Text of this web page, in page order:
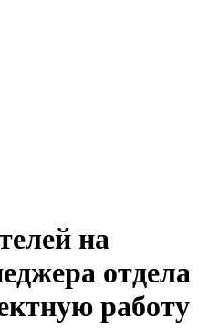
на
отдела
работу